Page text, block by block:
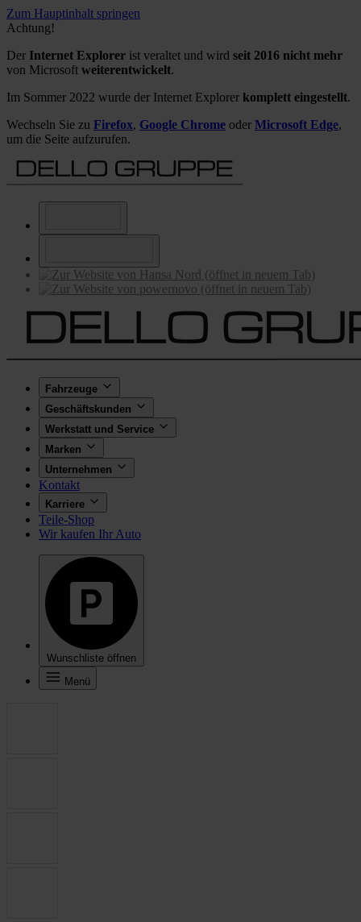
Zum Hauptinhalt springen
Achtung!
Der Internet Explorer ist veraltet und wird seit 2016 nicht mehr
von Microsoft weiterentwickelt.
Im Sommer 2022 wurde der Internet Explorer komplett eingestellt.
Wechseln Sie zu Firefox, Google Chrome oder Microsoft Edge,
um die Seite aufzurufen.
Fahrzeuge
Geschäftskunden
Werkstatt und Service
Marken
Unternehmen
Kontakt
Karriere
Teile-Shop
Wir kaufen Ihr Auto
Wunschliste öffnen
Menü